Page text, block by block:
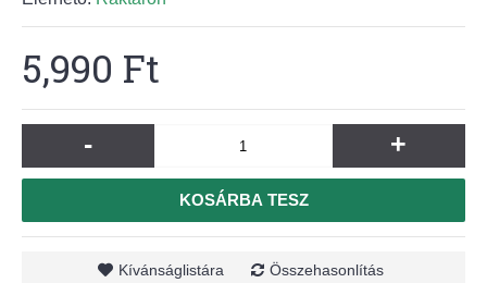
5,990 Ft
- +
KOSÁRBA TESZ
Kívánságlistára Összehasonlítás